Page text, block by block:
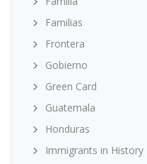
Familias
Frontera
Gobierno
Green Card
Guatemala
Honduras
Immigrants in History